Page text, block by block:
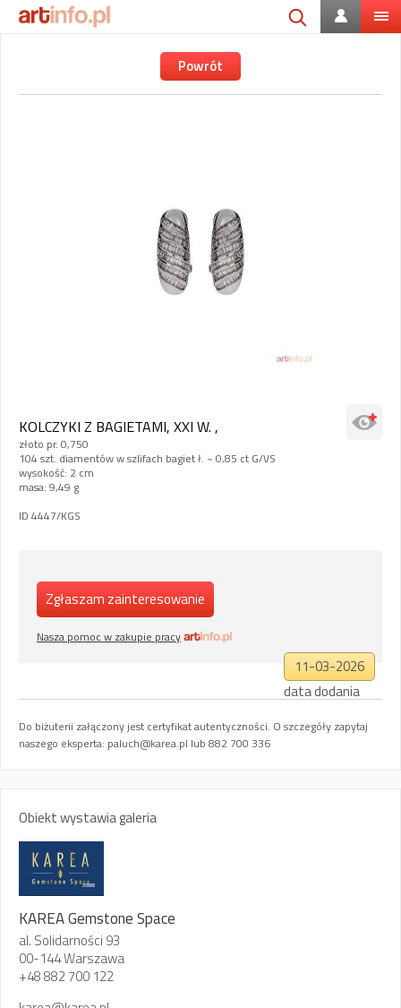
Powrót
KOLCZYKI Z BAGIETAMI, XXI W. ,
złoto pr. 0,750
104 szt. diamentów w szlifach bagiet ł. ~ 0,85 ct G/VS
wysokość: 2 cm
masa: 9,49 g
ID 4447/KGS
Zgłaszam zainteresowanie
Nasza pomoc w zakupie pracy
11-03-2026
data dodania
Do biżuterii załączony jest certyfikat autentyczności. O szczegóły zapytaj
naszego eksperta: paluch@karea.pl lub 882 700 336
Obiekt wystawia galeria
KAREA Gemstone Space
al. Solidarności 93
00-144 Warszawa
+48 882 700 122